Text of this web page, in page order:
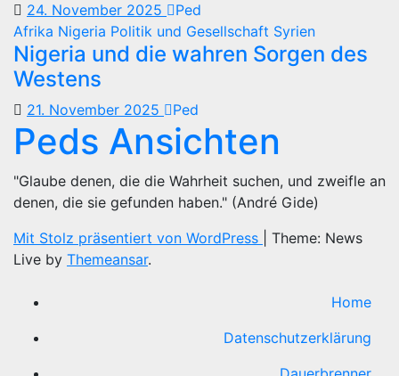
24. November 2025
Ped
Afrika Nigeria Politik und Gesellschaft Syrien
Nigeria und die wahren Sorgen des
Westens
21. November 2025 Ped
Peds Ansichten
"Glaube denen, die die Wahrheit suchen, und zweifle an
denen, die sie gefunden haben." (André Gide)
Mit Stolz präsentiert von WordPress
Theme: News
Live by Themeansar.
Home
Datenschutzerklärung